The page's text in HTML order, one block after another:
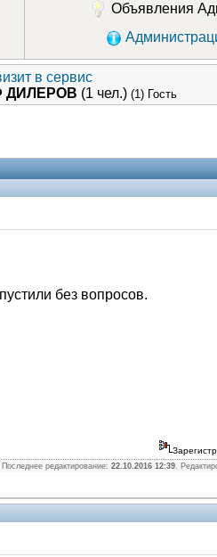
Объявления
в сервис
ДИЛЕРОВ (1 чел.) (1) Гость
без вопросов.
Последнее редактирование: 22.10.2016 12:39.